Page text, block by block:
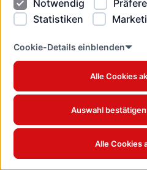
Notwendig
Statistiken
Cookie-Details einblenden
Alle Cookies
Auswahl
Alle Cookies
bei einem deutschen
Dienstherrn beantragen
Aufenthaltserlaubnis zur
Beschäftigung in einem
Beamtenverhältnis bei
einem deutschen
Dienstherrn verlängern
Online-Dienst